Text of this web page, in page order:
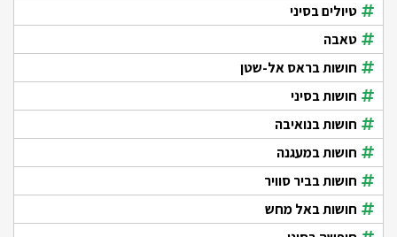
טיולים בסיני
טאבה
חושות בראס אל-שטן
חושות בסיני
חושות בנואיבה
חושות במעגנה
חושות בביר סוויר
חושות באל מחש